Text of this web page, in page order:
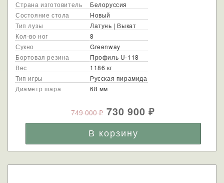
Страна изготовитель
Белоруссия
Состояние стола
Новый
Тип лузы
Латунь | Выкат
Кол-во ног
8
Сукно
Greenway
Бортовая резина
Профиль U-118
Вес
1186 кг
Тип игры
Русская пирамида
Диаметр шара
68 мм
749 000₽ 730 900₽